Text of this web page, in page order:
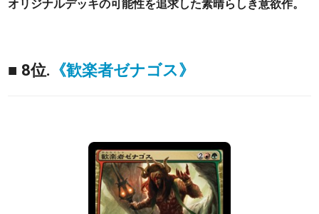
オリジナルデッキの可能性を追求した素晴らしき意欲作。
■ 8位. 《歓楽者ゼナゴス》